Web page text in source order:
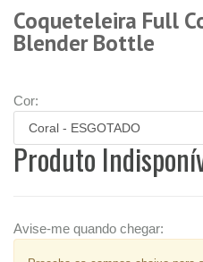
Coqueteleira Full
Blender Bottle
Cor:
Produto
Avise-me quando chegar: